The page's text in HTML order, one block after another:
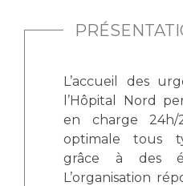
Vous allez être
Vous avez une analyse à
Vous venez en
myaphm, votre espace
Infos COVID-19
Emplois administratifs
Espace Formation
Étudiants hospitaliers
Emplois techniques et
Emplois divers
Emplois socio-éducatifs
L’accueil des
l’Hôpital Nord
en charge 24h/
optimale tous
grâce à des
L’organisation